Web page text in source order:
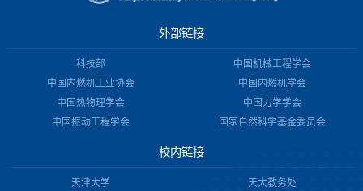
外部链接
科技部
中国机械工程学会
中国内燃机工业协会
中国内燃机学会
中国热物理学会
中国力学学会
中国振动工程学会
国家自然科学基金委员会
校内链接
天津大学
天大教务处